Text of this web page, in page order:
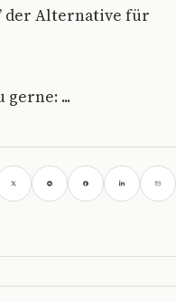
der Alternative für
gerne: ...